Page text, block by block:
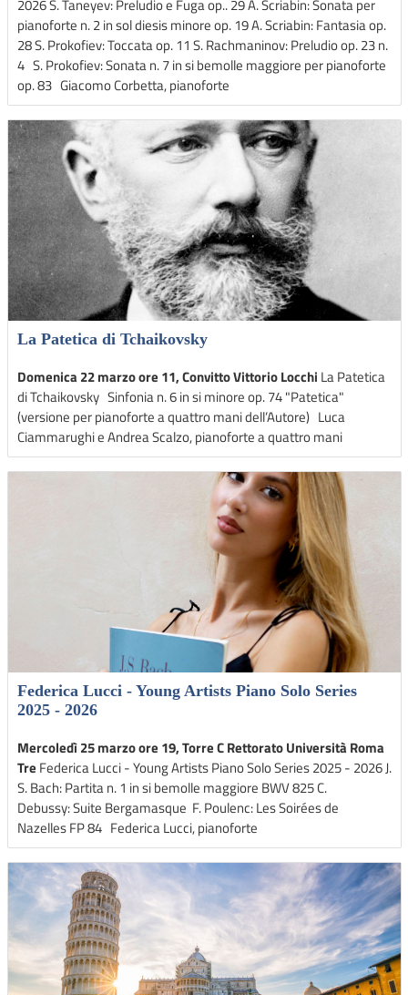
2026 S. Taneyev: Preludio e Fuga op.. 29 A. Scriabin: Sonata per
pianoforte n. 2 in sol diesis minore op. 19 A. Scriabin: Fantasia op.
28 S. Prokofiev: Toccata op. 11 S. Rachmaninov: Preludio op. 23 n.
4 S. Prokofiev: Sonata n. 7 in si bemolle maggiore per pianoforte
op. 83 Giacomo Corbetta, pianoforte
La Patetica di Tchaikovsky
Domenica 22 marzo ore 11, Convitto Vittorio Locchi La Patetica
di Tchaikovsky Sinfonia n. 6 in si minore op. 74 "Patetica"
(versione per pianoforte a quattro mani dell’Autore) Luca
Ciammarughi e Andrea Scalzo, pianoforte a quattro mani
Federica Lucci - Young Artists Piano Solo Series
2025 - 2026
Mercoledì 25 marzo ore 19, Torre C Rettorato Università Roma
Tre Federica Lucci - Young Artists Piano Solo Series 2025 - 2026 J.
S. Bach: Partita n. 1 in si bemolle maggiore BWV 825 C.
Debussy: Suite Bergamasque F. Poulenc: Les Soirées de
Nazelles FP 84 Federica Lucci, pianoforte